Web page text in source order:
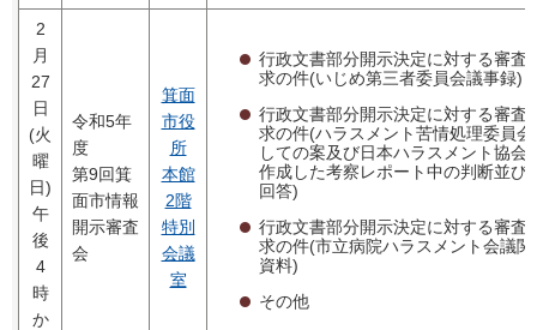
2
月
27
日
(火
曜
日)
午
後
4
時
か
令和5年
度
第9回箕
面市情報
開示審査
会
箕面
市役
所
本館
2階
特別
会議
室
行政文書部分開示決定に対する審査
求の件(いじめ第三者委員会議事録)
行政文書部分開示決定に対する審査
求の件(ハラスメント苦情処理委員会
しての案及び日本ハラスメント協会
作成した考察レポート中の判断並び
回答)
行政文書部分開示決定に対する審査
求の件(市立病院ハラスメント会議関
資料)
その他